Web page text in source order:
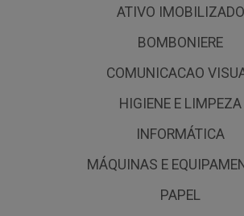
ATIVO IMOBILIZADO
BOMBONIERE
COMUNICACAO
HIGIENE E LIMPEZA
INFORMÁTICA
MÁQUINAS E
PAPEL